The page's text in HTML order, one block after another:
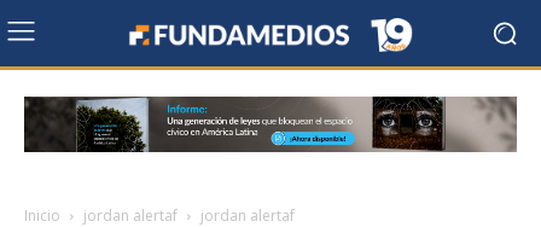
Inicio jordan alertaf jordan alertaf